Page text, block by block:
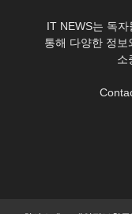
IT NEWS는 독
통해 다양한 정
소